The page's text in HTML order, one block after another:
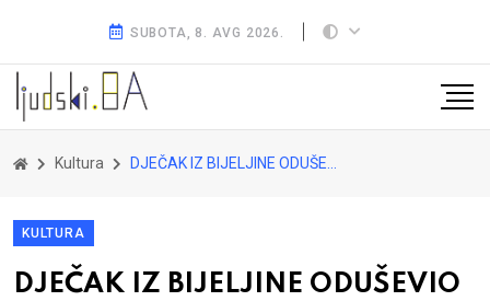
SUBOTA, 8. AVG 2026.
Kultura DJEČAK IZ BIJELJINE ODUŠEVIO SVE: Dvanaestogodišnji virtuoz na harmonici među 5 najboljih na svijetu
KULTURA
DJEČAK IZ BIJELJINE ODUŠEVIO